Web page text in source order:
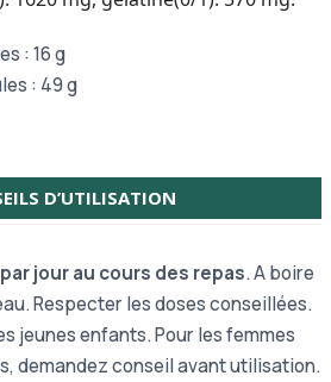
: 16 g
: 49 g
D’UTILISATION
jour au cours des repas. A boire
Respecter les doses conseillées.
jeunes enfants. Pour les femmes
demandez conseil avant utilisation.